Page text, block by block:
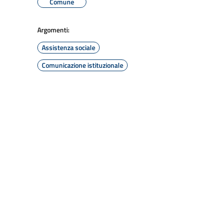
Argomenti:
Assistenza sociale
Comunicazione istituzionale